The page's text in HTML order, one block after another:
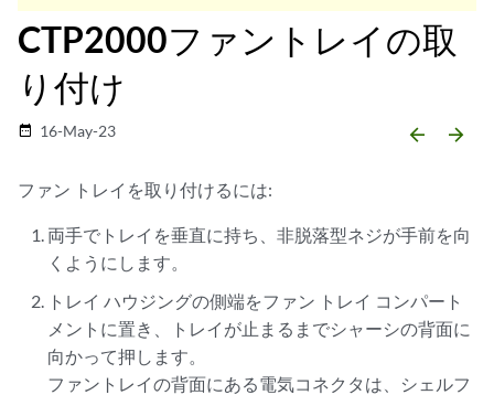
CTP2000ファントレイの取
り付け
date_range 16-May-23 arrow_backward arrow_forward
ファン トレイを取り付けるには:
両手でトレイを垂直に持ち、非脱落型ネジが手前を向
くようにします。
トレイ ハウジングの側端をファン トレイ コンパート
メントに置き、トレイが止まるまでシャーシの背面に
向かって押します。
ファントレイの背面にある電気コネクタは、シェルフ